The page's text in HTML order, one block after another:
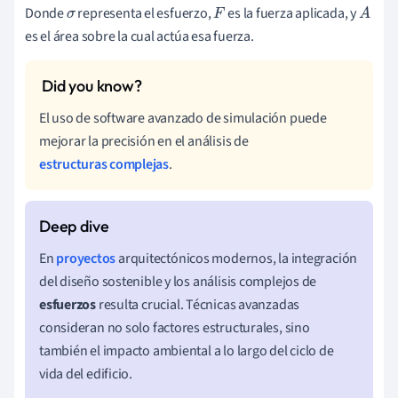
Dondeσrepresenta el esfuerzo,F es la fuerza aplicada, yA
es el área sobre la cual actúa esa fuerza.
El uso de software avanzado de simulación puede
mejorar la precisión en el análisis de
estructuras complejas.
Enproyectosarquitectónicos modernos, la integración
del diseño sostenible y los análisis complejos de
esfuerzosresulta crucial. Técnicas avanzadas
consideran no solo factores estructurales, sino
también el impacto ambiental a lo largo del ciclo de
vida del edificio.